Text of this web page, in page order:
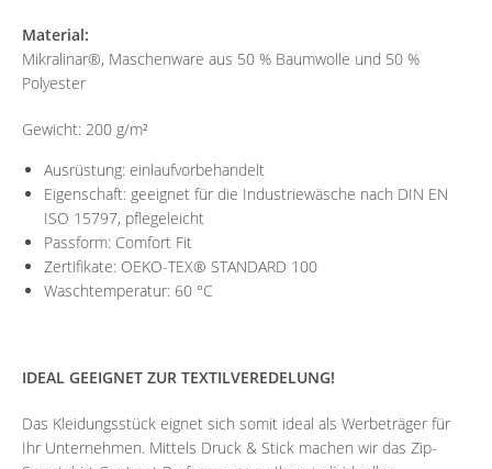
Material:
Mikralinar®, Maschenware aus 50 % Baumwolle und 50 %
Polyester
Gewicht: 200 g/m²
Ausrüstung: einlaufvorbehandelt
Eigenschaft: geeignet für die Industriewäsche nach DIN EN
ISO 15797, pflegeleicht
Passform: Comfort Fit
Zertifikate: OEKO-TEX® STANDARD 100
Waschtemperatur: 60 °C
IDEAL GEEIGNET ZUR TEXTILVEREDELUNG!
Das Kleidungsstück eignet sich somit ideal als Werbeträger für
Ihr Unternehmen. Mittels Druck & Stick machen wir das Zip-